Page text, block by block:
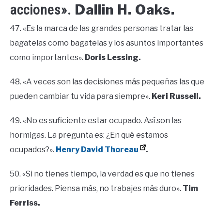
acciones». Dallin H. Oaks.
47. «Es la marca de las grandes personas tratar las
bagatelas como bagatelas y los asuntos importantes
como importantes». Doris Lessing.
48. «A veces son las decisiones más pequeñas las que
pueden cambiar tu vida para siempre». Keri Russell.
49. «No es suficiente estar ocupado. Así son las
hormigas. La pregunta es: ¿En qué estamos
ocupados?». Henry David Thoreau .
50. «Si no tienes tiempo, la verdad es que no tienes
prioridades. Piensa más, no trabajes más duro». Tim
Ferriss.